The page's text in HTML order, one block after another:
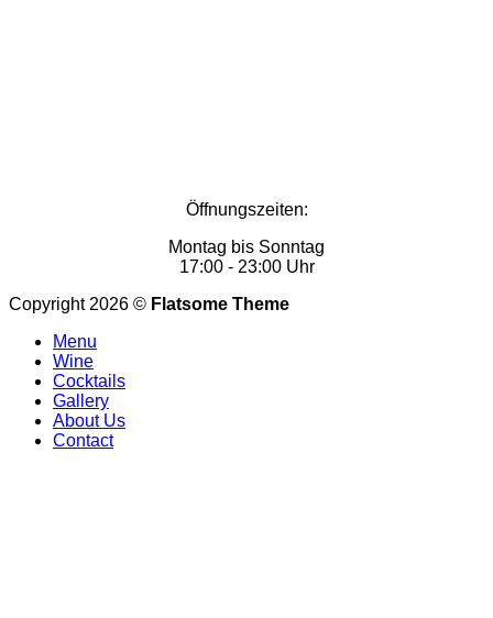
Öffnungszeiten:
Montag bis Sonntag
17:00 - 23:00 Uhr
Copyright 2026 © Flatsome Theme
Menu
Wine
Cocktails
Gallery
About Us
Contact